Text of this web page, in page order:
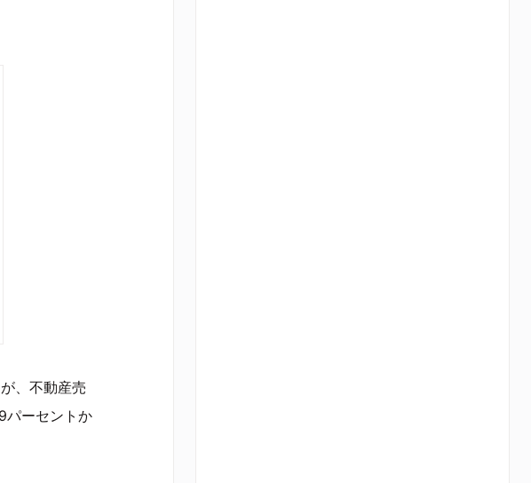
、不動産売
パーセントか